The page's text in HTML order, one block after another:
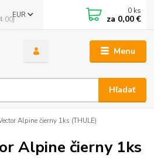
Menu
EUR
Hľadať
0 ks
za 0,00 €
Alpine čierny 1ks (THULE)
Alpine čierny 1ks